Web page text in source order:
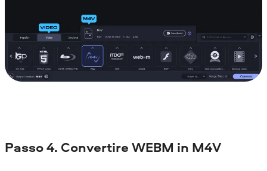
Passo 4. Convertire WEBM in M4V